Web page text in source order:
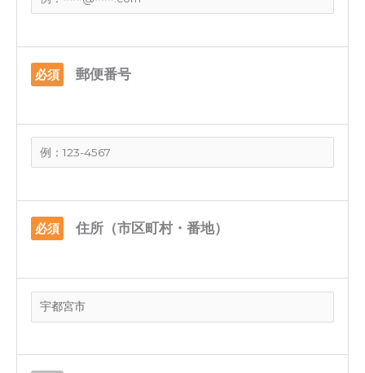
必須 郵便番号
必須 住所（市区町村・番地）